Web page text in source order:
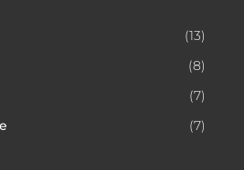
(13)
(8)
(7)
(7)